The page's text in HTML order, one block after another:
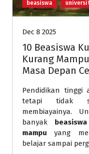
beasiswa
Dec 8 2025
10 Beasiswa
Kurang
Masa Depan
Pendidikan tinggi
tetapi tidak
membiayainya.
banyak
mampu yang
belajar sampai